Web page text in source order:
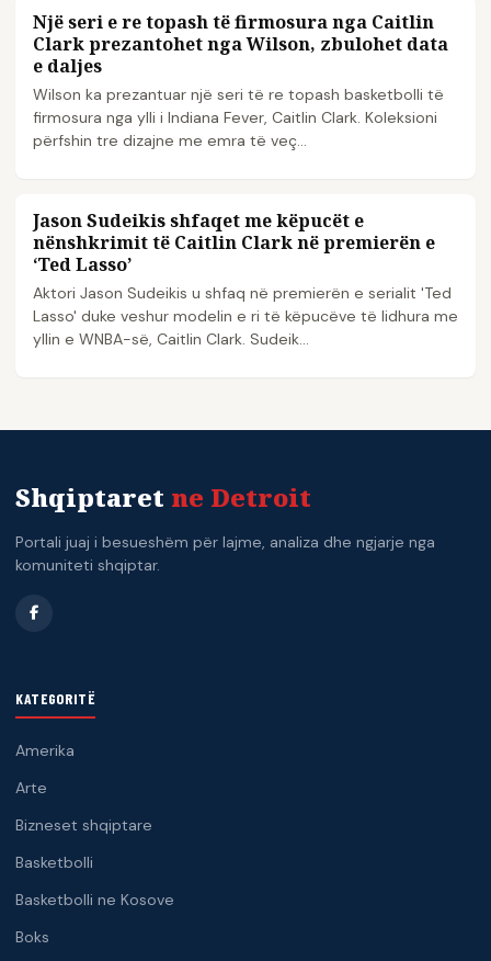
WNBA
Një seri e re topash të firmosura nga Caitlin
Clark prezantohet nga Wilson, zbulohet data
e daljes
Wilson ka prezantuar një seri të re topash basketbolli të
firmosura nga ylli i Indiana Fever, Caitlin Clark. Koleksioni
përfshin tre dizajne me emra të veç...
WNBA
Jason Sudeikis shfaqet me këpucët e
nënshkrimit të Caitlin Clark në premierën e
‘Ted Lasso’
Aktori Jason Sudeikis u shfaq në premierën e serialit 'Ted
Lasso' duke veshur modelin e ri të këpucëve të lidhura me
yllin e WNBA-së, Caitlin Clark. Sudeik...
Shqiptaret ne Detroit
Portali juaj i besueshëm për lajme, analiza dhe ngjarje nga
komuniteti shqiptar.
KATEGORITË
Amerika
Arte
Bizneset shqiptare
Basketbolli
Basketbolli ne Kosove
Boks